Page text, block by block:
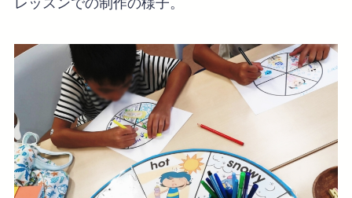
レッスンでの制作の様子。